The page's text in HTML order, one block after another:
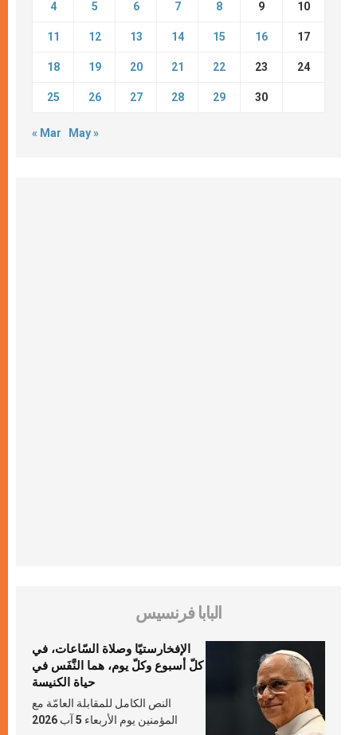
4 5 6 7 8 9 10
11 12 13 14 15 16 17
18 19 20 21 22 23 24
25 26 27 28 29 30
« Mar May »
البابا فرنسيس
الإفخارستيّا وصلاة السّاعات، في
كلّ أسبوع وكلّ يوم، هما النَّفَس في
حياة الكنيسة
النص الكامل للمقابلة العامّة مع
المؤمنين يوم الأربعاء 5 آب 2026